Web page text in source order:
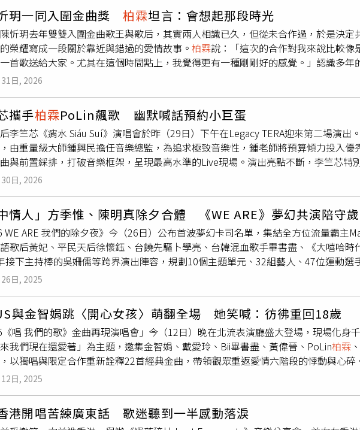
音樂劇類女演員獎的張雅涵，則以《NEXT TO NORMAL近乎正常》的細膩演技奪下
才回台的她幽默自嘲是「台灣最老的新人」，除了向家人致謝，更不忘敬業為週末
量下架剩餘的1000張票。第二屆臺北戲劇獎頒獎典禮完美落幕。（圖／臺北戲劇
近20個角色的林子恆，以《灰男孩》抱回最佳戲劇類男演員獎，他領獎時告白母親
個任性的孩子做夢做了快20年。而榮登最佳戲劇類女演員獎的徐堰鈴，則憑藉《蘑
獎，她特別將榮耀歸於楊景翔演劇團團隊，並感性表示劇中探討了生命中無法避免
並熱情邀請觀眾今年九月一起走進水源劇場相聚。第二屆臺北戲劇獎得獎名單 (含特
聲音設計柯智豪、林芳宜 莎士比亞的妹妹們的劇團 魏海敏✕王嘉明《女王的名字》
團《落人之家》 最佳燈光設計獎 鄧振威 綠光劇團 綠光世界劇場《八月，在我家
《水中之屋》 音樂劇傑出創作者獎 作曲張清彥 嚎哮排演《別叫我成功：藝術界歸
劇團《隔壁房間的大象》 最佳音樂劇類男演員獎 宮能安 唱歌集音樂劇場《今晚，我
樂劇類女演員獎 張雅涵 活界創造股份有限公司 百老匯搖滾音樂劇《NEXT TO
林子恆 同黨劇團《灰男孩》 最佳戲劇類女演員獎 徐堰鈴 楊景翔演劇團《蘑菇》
明日和合製作所《FAMILY TRIANGLE：二生三，三生萬物》 特別貢獻獎 吳靜吉最佳
TRIANGLE：二生三，三生萬物》 最佳音樂劇獎 嚎哮排演 《別叫我成功：藝術界
的妹妹們的劇團 魏海敏✕王嘉明《女王的名字》
玥一同入圍金曲獎柏霖坦言：會想起那段時光
忻玥去年雙雙入圍金曲歌王與歌后，其實兩人相識已久，但從未合作過，於是決定
榮耀寫成一段關於靠近與錯過的愛情故事。 柏霖說：「這次的合作對我來說比較
首歌送給大家。尤其在這個時間點上，我覺得更有一種剛剛好的感覺。」認識多年
者〉。（圖／索尼音樂提供）〈入圍者〉由
、陳忻玥與金曲製作人陶山、金
4人在創作時沒有刻意去設定這首歌一定要長什麼樣子，就是很自然地去發展，「那
然後大家在丟想法的時間裡，Vicky（陳忻玥英文名）突然很直覺地唱出了第一句副歌
起說『哇！這個好、這個好』。」之後他們順著陳忻玥釋放出來的能量，迅速合力
程中，也刻意保留彼此聲音中的脆弱與呼吸感，讓情緒不被過度修飾，而是像一段
經盡力了，卻仍然無法留下來」的情緒，收進聲音裡，用更內斂的方式去表達遺憾
的分界，而是一段曾經靠近的證明，無論是站上舞台，還是走進彼此的人生，那些
住。錄音完成後，
直說：「一起拍攝的時
坦承多
「明明沒有隔很久，卻會覺得那好像已經是很久以前的事情了。希望生活和我個人的
步。」
日, 2026
攜手柏霖PoLin飆歌 幽默喊話預約小巨蛋
李竺芯《痟水 Siáu Suí》演唱會於昨（29日）下午在Legacy TERA迎來第二場演出
由重量級大師鍾興民擔任音樂總監，為追求極致音樂性，鍾老師將預算傾力投入優
與前置綵排，打破音樂框架，呈現最高水準的Live現場。演出亮點不斷，李竺芯特
火花。李竺芯讚譽其為「獨角獸王子」，透露曾被他靈魂深處的生命力震撼，極度
PoLin同台飆歌。（圖／
目編排上同樣展現深厚底蘊，除了帶來充滿文化氣息的台語版〈將進酒〉教學橋段，
KTV 視覺獨特而被封為「小擦擦」的迷因神曲《誰偷走我的橡皮擦》搬上舞台。她幽
「短板」，完整版本未來在小巨蛋舞台為大家完整呈現。演唱會最具音樂份量的高潮
這首李竺芯於 2023 年在《音樂主理人》發表的創作，歷經兩年沉澱，前奏特別融
安平追想曲〉，並重磅邀請「台灣鼓王」黃瑞豐老師親臨現場打擊，搭配鍾興民大
承意義的神級合奏。李竺芯感動地表示，能與兩位音樂界頂尖的「仙仔」同台飆音
日, 2026
中情人」方季惟、陳明真除夕合體 《WE ARE》夢幻共演陪守歲
WE ARE 我們的除夕夜》今（26日）公布首波夢幻卡司名單，集結全方位流量霸主
歌后黃妃、平民天后徐懷鈺、台饒先驅卜學亮、台韓混血歌手畢書盡、《大嘻哈時
接下主持棒的吳姍儒等跨界演出陣容，規劃10個主題單元、32組藝人、47位運動選
大小一起守歲迎新年。文總秘書長李厚慶說明，邁入第四屆的《WE ARE》為每一
世代、不同背景的觀眾，都能在除夕夜找到屬於自己的共鳴，也讓表演不只是被放
而是真正為「這一夜」而存在。節目開場安排氣勢磅礴的台灣饒舌與金曲歌后黃妃夢
段落節奏，卜學亮、阿跨面、草屯囝仔接力登台，攜手孕育許多嘻哈音樂人的台大
竹青年國樂團、SIBONGIE嬉班子樂團，共同展現突破框架界限的台饒能量；接著帶
由兩大玉女掌門人方季惟、陳明眞領銜演出，透過精心打造的懷舊場景與氛圍，回
WE ARE》舞台的徐懷鈺，攜手日本神祕嘉賓，帶來跨世代、跨樂種，最驚喜華麗
全家大小喜愛的KTV段落，將再度掀起收視高潮，由李聖傑、艾薇、
PoLin、
一首的男女對唱金曲，讓觀眾在吃完年夜飯後，一起高歌熱唱、消耗熱量；顏值與
黃霆睿，也將結合島嶼四季變換和紙雕藝術等視覺設計，與交響樂團共同譜出福爾
提升，及台灣選手在國際賽事上屢創佳績，《WE ARE》特別規劃Marz23、徐展元
日, 2025
與金智娟跳〈開心女孩〉萌翻全場 她笑喊：彷彿重回18歲
《唱 我們的歌》金曲再現演唱會」今（12日）晚在北流表演廳盛大登場，現場化身
我們現在還愛著」為主題，邀集金智娟、戴愛玲、Bii畢書盡、黃偉晉、PoLin柏霖
以獨唱與限定合作重新詮釋22首經典金曲，帶領觀眾重返愛情六階段的悸動與心
悟」六大章節鋪陳，結合仿「老三台大樂隊」設計的三層階梯式復古舞台，同時加
與新潮的「音樂愛情故事」。其中最受矚目的跨世代合作，是金智娟與U:NUS合唱
同步跳起可愛舞步，讓金智娟笑稱「彷彿重回18歲」。被問到重回青春理想型會選誰
我選偉晉！」金智娟與U:NUS合唱〈開心女孩〉。（圖／讀者提供）黃偉晉此次沒
日, 2025
港開唱苦練廣東話 歌迷聽到一半感動落淚